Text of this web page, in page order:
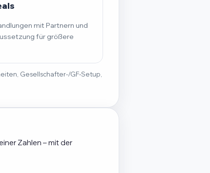
mit Partnern und
für größere
Gesellschafter-/GF-Setup,
Zahlen – mit der